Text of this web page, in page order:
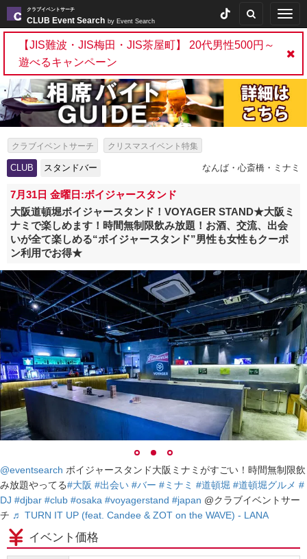
クラブイベントサーチ
CLUB Event Search by Event Search
【JIS難波・JIS梅田・JIS茶屋町】 20代男性500円～
遊べるキャンペーン
クラブイベントサーチ クリスマスイベント特集
クラブクリスマスイベント特集 飲み放題特集
ソロ活特集 出会いイベント特集
クリパ・サンタコス・クリスマスコスプレパーティー特集
スタンドバー特集
CLUB スタンドバー なんば・心斎橋・ミナミ
7月31日 金曜日:ボイジャースタンド
大阪道頓堀ボイジャースタンド！VOYAGER STAND★大阪ミ
ナミで楽しめます！時間無制限飲み放題！お酒、交流、出会
いが全て楽しめる“ボイジャースタンド”男性も女性もクーポ
ン利用でお得★
@eventsearch ボイジャースタンド大阪ミナミがすごい！時間無制限飲
み放題やってる#大阪 #出会い #バー #ミナミ #道頓堀 #道頓堀グルメ #
DJ #djbar #club #osaka #voyagerstand #japan @クラブイベントサー
チ ♬ TURN IT UP (feat. Candee & ZOT on the WAVE) - LANA
イベント価格